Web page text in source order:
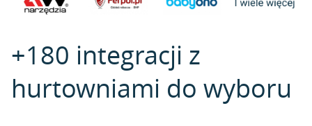
+180 integracji z
hurtowniami do wyboru